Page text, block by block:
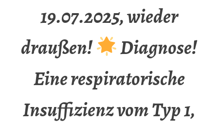
19.07.2025, wieder
draußen!
Diagnose!
Eine respiratorische
Insuffizienz vom Typ 1,